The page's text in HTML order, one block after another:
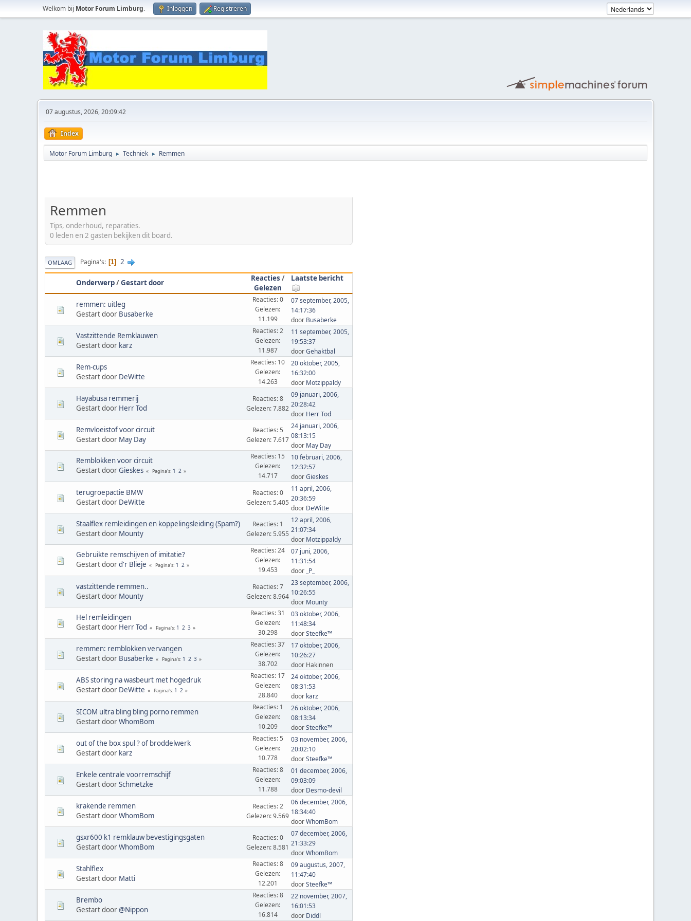
Welkom bij Motor Forum Limburg. Inloggen Registreren
07 augustus, 2026, 20:09:42
Index
Motor Forum Limburg ► Techniek ► Remmen
Remmen
Tips, onderhoud, reparaties.
0 leden en 2 gasten bekijken dit board.
OMLAAG Pagina's 1 2
Onderwerp/Gestart door
Reacties /
Gelezen
Laatste bericht
remmen: uitleg
Gestart door Busaberke
Reacties: 0
Gelezen:
11.199
07 september, 2005,
14:17:36
door Busaberke
Vastzittende Remklauwen
Gestart door karz
Reacties: 2
Gelezen:
11.987
11 september, 2005,
19:53:37
doorGehaktbal
Rem-cups
Gestart door DeWitte
Reacties: 10
Gelezen:
14.263
20 oktober, 2005,
16:32:00
door Motzippaldy
Hayabusa remmerij
Gestart door Herr Tod
Reacties: 8
Gelezen: 7.882
09 januari, 2006,
20:28:42
door Herr Tod
Remvloeistof voor circuit
Gestart door May Day
Reacties: 5
Gelezen: 7.617
24 januari, 2006,
08:13:15
door May Day
Remblokken voor circuit
Gestart doorGieskes Pagina's 1 2
Reacties: 15
Gelezen:
14.717
10 februari, 2006,
12:32:57
doorGieskes
terugroepactie BMW
Gestart door DeWitte
Reacties: 0
Gelezen: 5.405
11 april, 2006,
20:36:59
door DeWitte
Staalflex remleidingen en koppelingsleiding (Spam?)
Gestart door Mounty
Reacties: 1
Gelezen: 5.955
12 april, 2006,
21:07:34
door Motzippaldy
Gebruikte remschijven of imitatie?
Gestart doord'r Blieje Pagina's 1 2
Reacties: 24
Gelezen:
19.453
07 juni, 2006,
11:31:54
door _P_
vastzittende remmen..
Gestart door Mounty
Reacties: 7
Gelezen: 8.964
23 september, 2006,
10:26:55
door Mounty
Hel remleidingen
Gestart door Herr Tod Pagina's 1 2 3
Reacties: 31
Gelezen:
30.298
03 oktober, 2006,
11:48:34
doorSteefke™
remmen: remblokken vervangen
Gestart door Busaberke Pagina's 1 2 3
Reacties: 37
Gelezen:
38.702
17 oktober, 2006,
10:26:27
door Hakinnen
ABS storing na wasbeurt met hogedruk
Gestart door DeWitte Pagina's 1 2
Reacties: 17
Gelezen:
28.840
24 oktober, 2006,
08:31:53
door karz
SICOM ultra bling bling porno remmen
Gestart doorWhomBom
Reacties: 1
Gelezen:
10.209
26 oktober, 2006,
08:13:34
doorSteefke™
out of the box spul ? of broddelwerk
Gestart door karz
Reacties: 5
Gelezen:
10.778
03 november, 2006,
20:02:10
doorSteefke™
Enkele centrale voorremschijf
Gestart doorSchmetzke
Reacties: 8
Gelezen:
11.788
01 december, 2006,
09:03:09
door Desmo-devil
krakende remmen
Gestart doorWhomBom
Reacties: 2
Gelezen: 9.569
06 december, 2006,
18:34:40
doorWhomBom
gsxr600 k1 remklauw bevestigingsgaten
Gestart doorWhomBom
Reacties: 0
Gelezen: 8.581
07 december, 2006,
21:33:29
doorWhomBom
Stahlflex
Gestart door Matti
Reacties: 8
Gelezen:
12.201
09 augustus, 2007,
11:47:40
doorSteefke™
Brembo
Gestart door@Nippon
Reacties: 8
Gelezen:
16.814
22 november, 2007,
16:01:53
door Diddl